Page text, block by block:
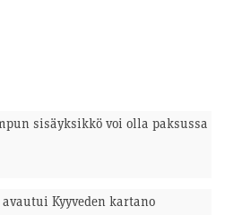
sisäyksikkö voi olla paksussa
Kyyveden kartano